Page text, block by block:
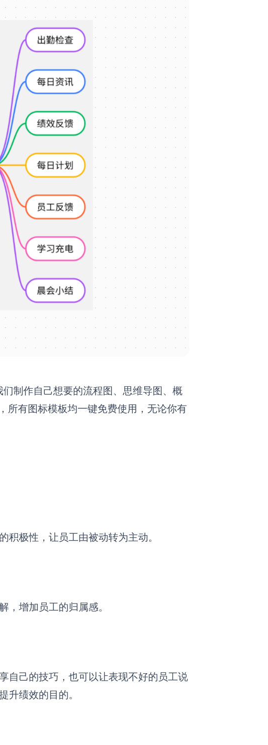
制作自己想要的流程图、思维导图、概
所有图标模板均一键免费使用，无论你有
积极性，让员工由被动转为主动。
，增加员工的归属感。
自己的技巧，也可以让表现不好的员工说
升绩效的目的。